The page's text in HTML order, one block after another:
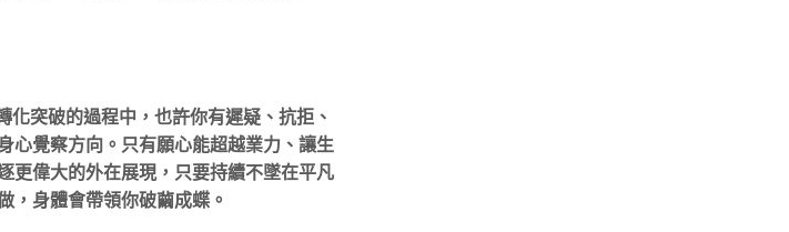
化突破的過程中，也許你有遲疑、抗拒、
心覺察方向。只有願心能超越業力、讓生
更偉大的外在展現，只要持續不墜在平凡
，身體會帶領你破繭成蝶。